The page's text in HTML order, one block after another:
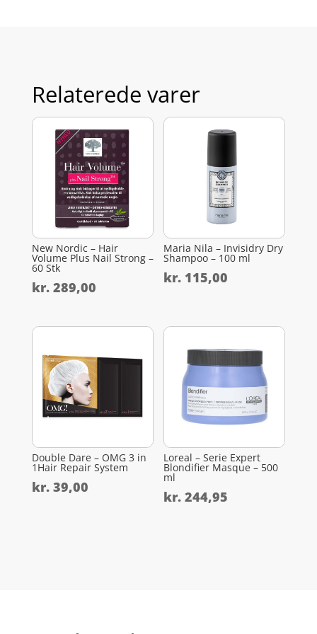
Relaterede varer
New Nordic – Hair
Volume Plus Nail Strong –
60 Stk
kr.289,00
Maria Nila – Invisidry Dry
Shampoo – 100 ml
kr. 115,00
Double Dare – OMG 3 in
1Hair Repair System
kr.39,00
Loreal – Serie Expert
Blondifier Masque – 500
ml
kr. 244,95